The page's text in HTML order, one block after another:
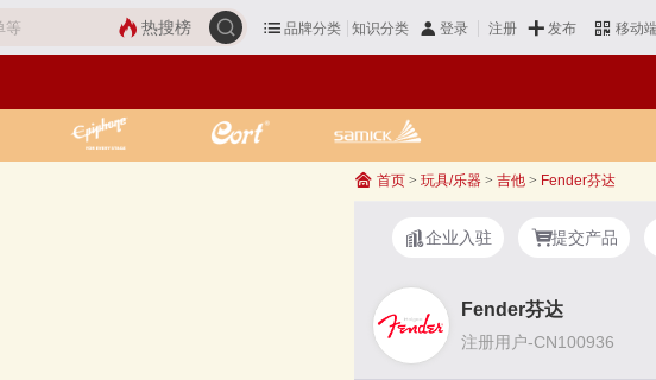
品牌分类 知识分类 登录 注册 发布 移动
热搜榜
首页 > 玩具/乐器 > 吉他 > Fender芬达
企业入驻 提交产品
Fender芬达
注册用户-CN100936